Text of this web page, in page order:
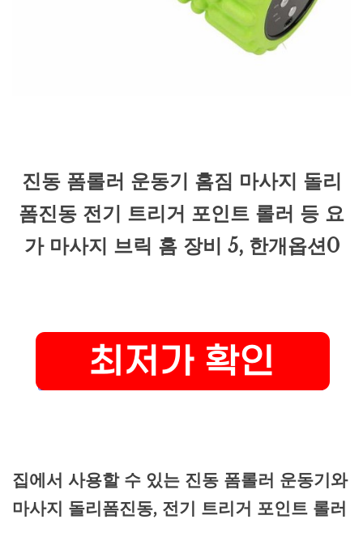
진동 폼롤러 운동기 홈짐 마사지 돌리
폼진동 전기 트리거 포인트 롤러 등 요
가 마사지 브릭 홈 장비 5, 한개옵션0
집에서 사용할 수 있는 진동 폼롤러 운동기와
마사지 돌리폼진동, 전기 트리거 포인트 롤러